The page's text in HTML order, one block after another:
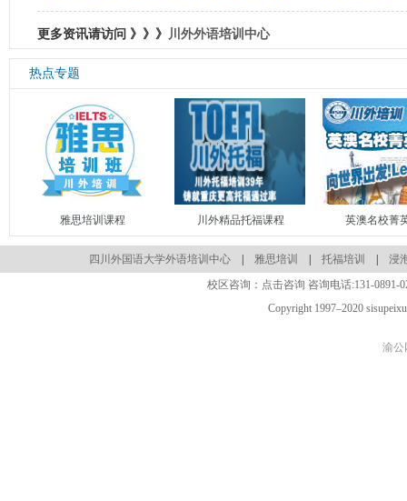
更多资讯请访问 》》》 川外外语培训中心
热点专题
雅思培训课程 川外精品托福课程 英澳名校菁
四川外国语大学外语培训中心 雅思培训 托福培训
浸
校区咨询： 点击咨询 咨询电话:131-0891-
Copyright 1997–2020
渝公